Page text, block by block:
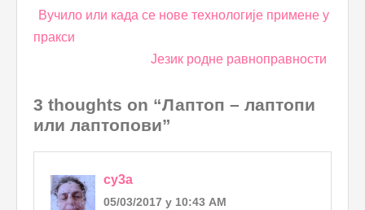
Post
navigation
Вучило или када се нове технологије примене у
пракси
Језик родне равноправности
3 thoughts on “Лаптоп – лаптопи
или лаптопови”
cy3a
05/03/2017 у 10:43 AM